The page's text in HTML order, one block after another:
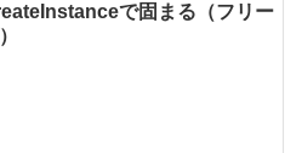
で固まる（フリー